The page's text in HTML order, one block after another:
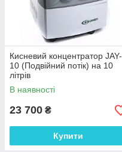
Кисневий концентратор JAY-
10 (Подвійний потік) на 10
літрів
В наявності
23 700 ₴
Купити